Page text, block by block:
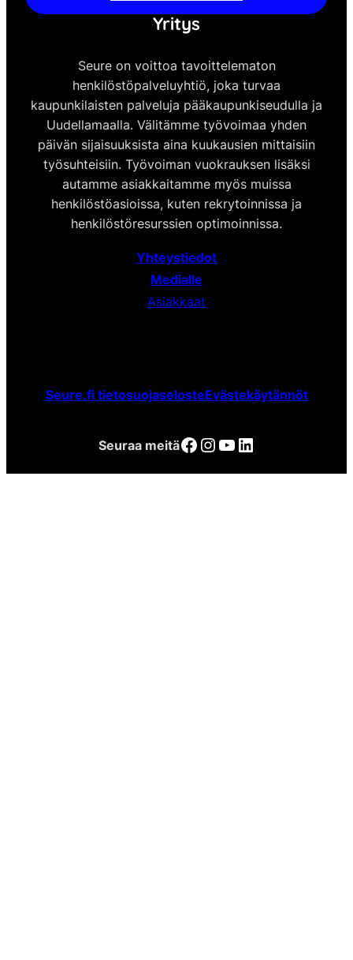
Yritys
Seure on voittoa tavoittelematon
henkilöstöpalveluyhtiö, joka turvaa
kaupunkilaisten palveluja pääkaupunkiseudulla ja
Uudellamaalla. Välitämme työvoimaa yhden
päivän sijaisuuksista aina kuukausien mittaisiin
työsuhteisiin. Työvoiman vuokrauksen lisäksi
autamme asiakkaitamme myös muissa
henkilöstöasioissa, kuten rekrytoinnissa ja
henkilöstöresurssien optimoinnissa.
Yhteystiedot
Medialle
Asiakkaat
Seure.fi tietosuojaselosteEvästekäytännöt
Seuraa meitäFacebook Instagram YouTube LinkedIn